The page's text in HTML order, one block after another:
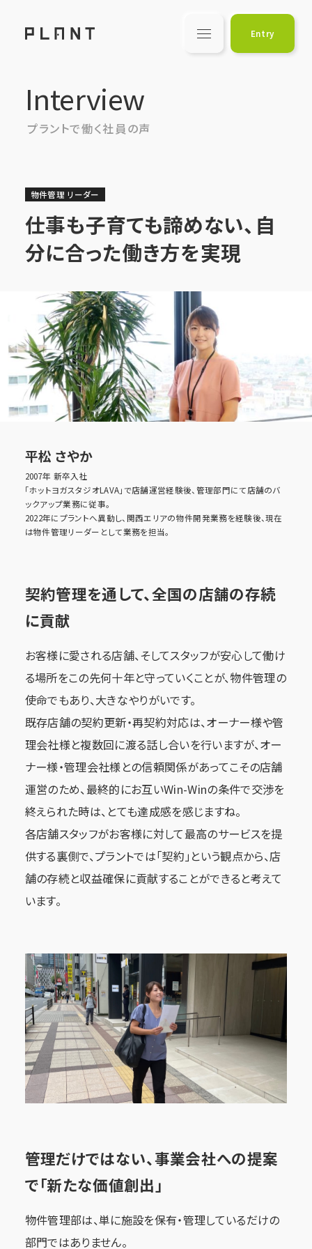
Entry
Top
リクルート トップ
About
プラントについて
Job Type
Interview
プラントで働く社員の声
Benefit
福利厚生
Entry
採用エントリー
Interview
Interview
プラントで働く社員の声
物件管理 リーダー
仕事も子育ても諦めない、自
分に合った働き方を実現
平松 さやか
2007年 新卒入社
「ホットヨガスタジオLAVA」で店舗運営経験後、管理部門にて店舗のバ
ックアップ業務に従事。
2022年にプラントへ異動し、関西エリアの物件開発業務を経験後、現在
は物件管理リーダーとして業務を担当。
契約管理を通して、全国の店舗の存続
に貢献
お客様に愛される店舗、そしてスタッフが安心して働け
る場所をこの先何十年と守っていくことが、物件管理の
使命でもあり、大きなやりがいです。
既存店舗の契約更新・再契約対応は、オーナー様や管
理会社様と複数回に渡る話し合いを行いますが、オー
ナー様・管理会社様との信頼関係があってこその店舗
運営のため、最終的にお互いWin-Winの条件で交渉を
終えられた時は、とても達成感を感じますね。
各店舗スタッフがお客様に対して最高のサービスを提
供する裏側で、プラントでは「契約」という観点から、店
舗の存続と収益確保に貢献することができると考えて
います。
管理だけではない、事業会社への提案
で「新たな価値創出」
物件管理部は、単に施設を保有・管理しているだけの
部門ではありません。